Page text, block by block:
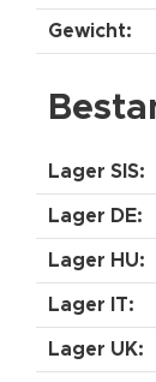
Gewicht:
Lager SIS:
Lager DE:
Lager HU:
Lager IT:
Lager UK: